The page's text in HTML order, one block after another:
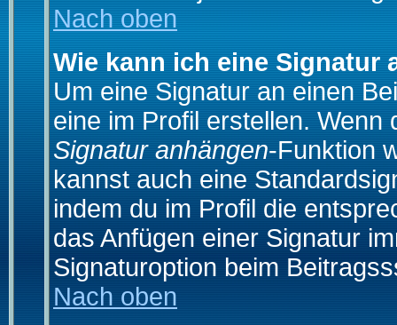
Nach oben
Wie kann ich eine Signatur
Um eine Signatur an einen
eine im Profil erstellen.
Signatur anhängen-Funktion
kannst auch eine
indem du im Profil die
das Anfügen einer Signatur
Signaturoption beim
Nach oben